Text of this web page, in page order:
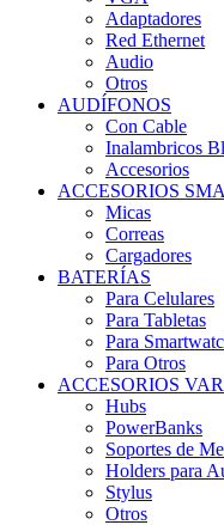
Adaptadores
Red Ethernet
Audio
Otros
AUDÍFONOS
Con Cable
Inalambricos
Accesorios
ACCESORIOS
Micas
Correas
Cargadores
BATERÍAS
Para Celulares
Para Tabletas
Para
Para Otros
ACCESORIOS
Hubs
PowerBanks
Soportes de
Holders para
Stylus
Otros